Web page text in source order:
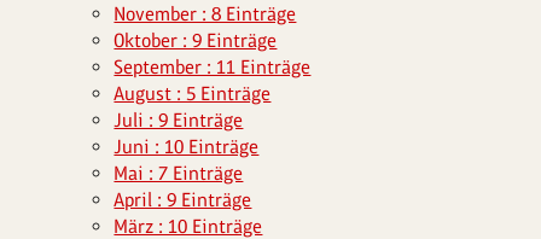
November : 8 Einträge
Oktober : 9 Einträge
September : 11 Einträge
August : 5 Einträge
Juli : 9 Einträge
Juni : 10 Einträge
Mai : 7 Einträge
April : 9 Einträge
März : 10 Einträge